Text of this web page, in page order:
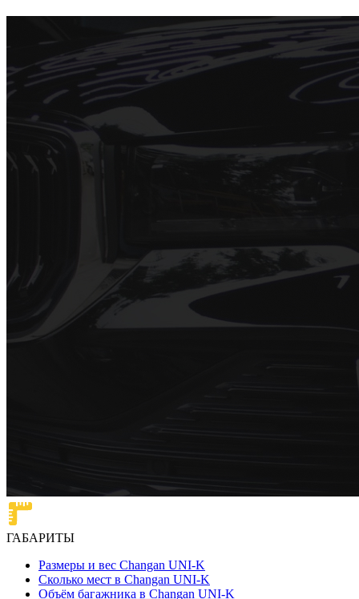
ГАБАРИТЫ
Размеры и вес Changan UNI-K
Сколько мест в Changan UNI-K
Объём багажника в Changan UNI-K